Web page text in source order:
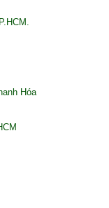
Hóa